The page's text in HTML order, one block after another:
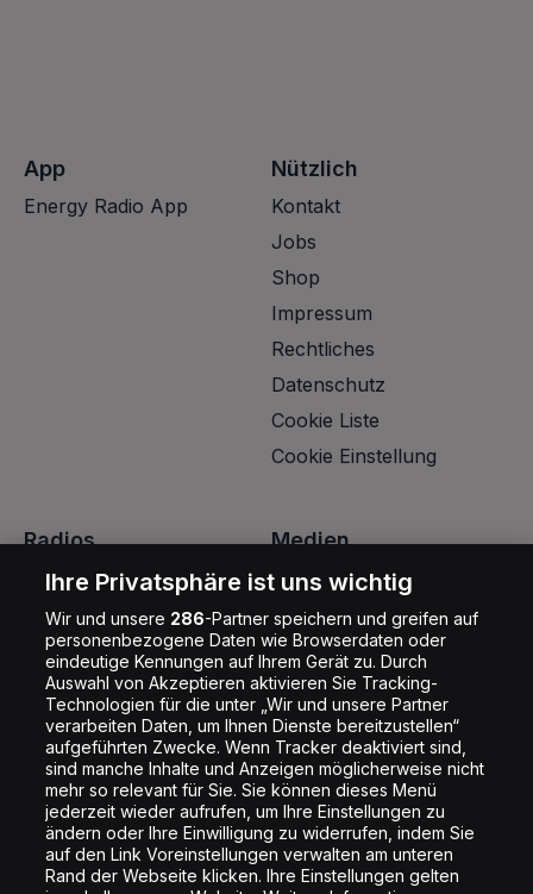
App
Energy Radio App
Nützlich
Kontakt
Jobs
Shop
Impressum
Rechtliches
Datenschutz
Cookie Liste
Cookie Einstellung
Radios
Energy
Vintage Radio
Rockit Radio
Schlager Radio
Musikchannels
Medien
Hörerzahlen
Medienmitteilungen
Radiowerbung
Ihre Privatsphäre ist uns wichtig
Wir und unsere 286-Partner speichern und greifen auf
personenbezogene Daten wie Browserdaten oder
eindeutige Kennungen auf Ihrem Gerät zu. Durch
Auswahl von Akzeptieren aktivieren Sie Tracking-
Technologien für die unter „Wir und unsere Partner
verarbeiten Daten, um Ihnen Dienste bereitzustellen“
aufgeführten Zwecke. Wenn Tracker deaktiviert sind,
sind manche Inhalte und Anzeigen möglicherweise nicht
mehr so relevant für Sie. Sie können dieses Menü
jederzeit wieder aufrufen, um Ihre Einstellungen zu
ändern oder Ihre Einwilligung zu widerrufen, indem Sie
auf den Link Voreinstellungen verwalten am unteren
Rand der Webseite klicken. Ihre Einstellungen gelten